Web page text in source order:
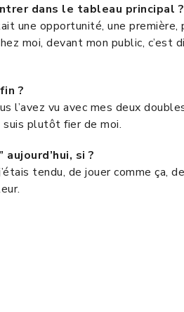
dans le tableau principal ?
une opportunité, une
moi, devant mon public,
?
l’avez vu avec mes deux
suis plutôt fier de moi.
aujourd’hui, si ?
tendu, de jouer comme ça,